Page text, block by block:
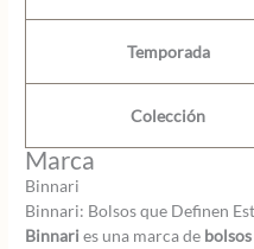
Temporada
Colección
Marca
Binnari
Binnari: Bolsos que Definen
Binnari es una marca de bolsos